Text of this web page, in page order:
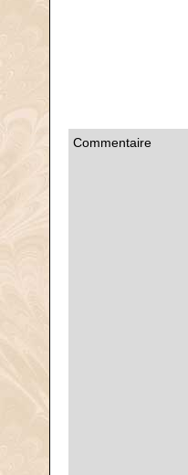
Commentaire